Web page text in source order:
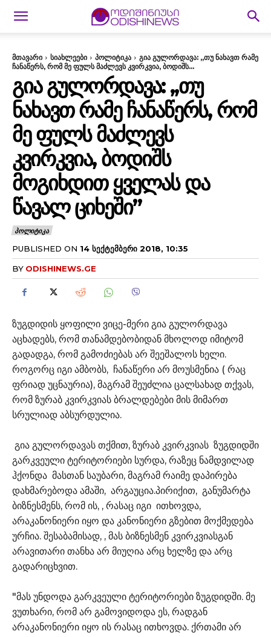
მთავარი სიახლეები პოლიტიკა
გია გულორდავა: ,,თუ ნახავთ რამე
ჩანაწერს, რომ მე ფულს მაძლევს კვირკვია, ბოდიშს...
ᲒᲘᲐ ᲒᲣᲚᲝᲠᲓᲐᲕᲐ: ,,ᲗᲣ
ᲜᲐᲮᲐᲕᲗ ᲠᲐᲛᲔ ᲩᲐᲜᲐᲬᲔᲠᲡ, ᲠᲝᲛ
ᲛᲔ ᲤᲣᲚᲡ ᲛᲐᲫᲚᲔᲕᲡ
ᲙᲕᲘᲠᲙᲕᲘᲐ, ᲑᲝᲓᲘᲨᲡ
ᲛᲝᲒᲘᲮᲓᲘᲗ ᲧᲕᲔᲚᲐᲡ ᲓᲐ
ᲬᲐᲕᲐᲚ ᲪᲘᲮᲔᲨᲘ”
ᲞᲝᲚᲘᲢᲘᲙᲐ
PUBLISHED ON 14 ᲡᲔᲥᲢᲔᲛᲑᲔᲠᲘ 2018, 10:35
BY ODISHINEWS.GE
ზუგდიდის ყოფილი ვიცე-მერი გია გულორდავა
აცხადებს, რომ თანამდებობიდან მხოლოდ იმიტომ
გადადგა, რომ გამოძიებას არ შეეშალოს ხელი.
როგორც იგი ამბობს, ჩანაწერი არ მოუსმენია ( რაც
ფრიად უცნაურია), მაგრამ შეუძლია ცალსახად თქვას,
რომ ზურაბ კვირკვიას ბრალდებები მის მიმართ
სრულიად აბსურდულია.
გია გულორდავას თქმით, ზურაბ კვირკვიას ზუგდიდში
გარკვეული ტერიტორიები სურდა, რაზეც ნამდვილად
ჰქონდა მასთან საუბარი, მაგრამ რაიმე დაპირება
დახმარებოდა ამაში, არგაუცია.პირიქით, განუმარტა
ბიზნესმენს, რომ ის, , რასაც იგი ითხოვდა,
არაკანონიერი იყო და კანონიერი გზებით მოქმედება
ურჩია. შესაბამისად, , მას ბიზნესმენ კვირკვიასგან
არავითარი თანხა არ მიუღია არც ხელზე და არც
გადარიცხვით.
"მას უნდოდა გარკვეული ტერიტორიები ზუგდიდში. მე
ვუთხარი, რომ არ გამოვიდოდა ეს, რადგან
არაკანონიერი იყო ის რასაც ითხოვდა. ქრთამი არ